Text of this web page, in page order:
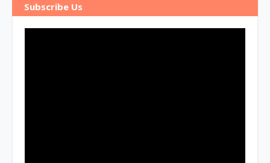
Subscribe Us